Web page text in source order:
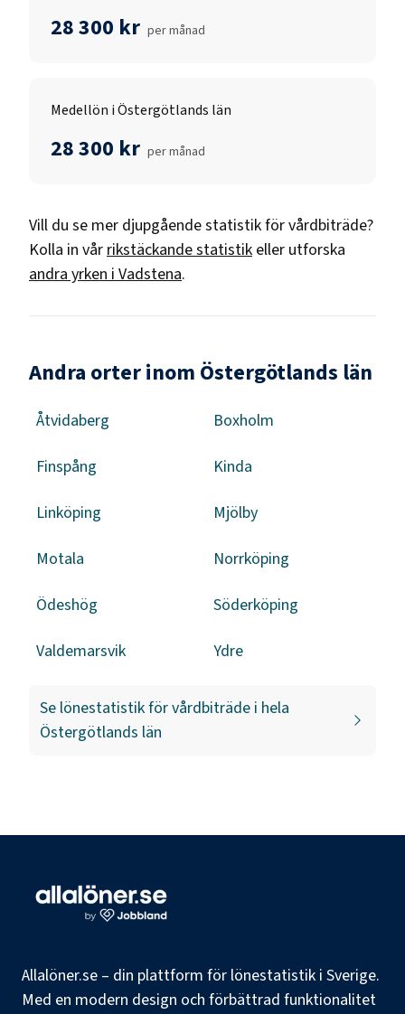
28 300 kr per månad
Medellön i Östergötlands län
28 300 kr per månad
Vill du se mer djupgående statistik förvårdbiträde?
Kolla in vår rikstäckande statistik eller utforska
andra yrken i Vadstena.
Andra orter inom Östergötlands län
Åtvidaberg Boxholm
Finspång Kinda
Linköping Mjölby
Motala Norrköping
Ödeshög Söderköping
Valdemarsvik Ydre
Se lönestatistik förvårdbiträde i hela
Östergötlands län
Allalöner.se – din plattform för lönestatistik i Sverige.
Med en modern design och förbättrad funktionalitet